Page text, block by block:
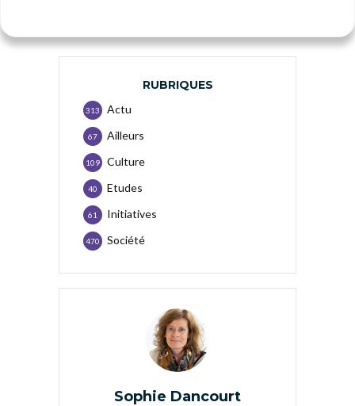
RUBRIQUES
Actu
313
Ailleurs
67
Culture
109
Etudes
40
Initiatives
61
Société
470
Sophie Dancourt